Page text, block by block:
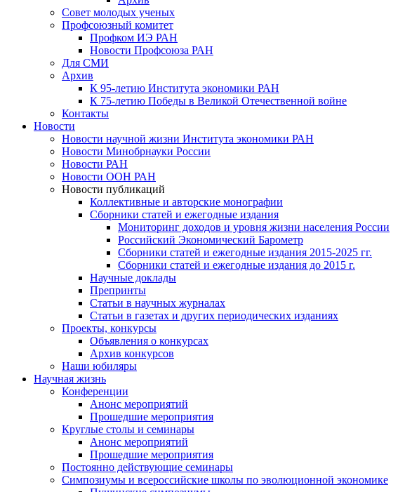
Совет молодых ученых
Профсоюзный комитет
Профком ИЭ РАН
Новости Профсоюза РАН
Для СМИ
Архив
К 95-летию Института экономики РАН
К 75-летию Победы в Великой Отечественной войне
Контакты
Новости
Новости научной жизни Института экономики РАН
Новости Минобрнауки России
Новости РАН
Новости ООН РАН
Новости публикаций
Коллективные и авторские монографии
Сборники статей и ежегодные издания
Мониторинг доходов и уровня жизни населения России
Российский Экономический Барометр
Сборники статей и ежегодные издания 2015-2025 гг.
Сборники статей и ежегодные издания до 2015 г.
Научные доклады
Препринты
Статьи в научных журналах
Статьи в газетах и других периодических изданиях
Проекты, конкурсы
Объявления о конкурсах
Архив конкурсов
Наши юбиляры
Научная жизнь
Конференции
Анонс мероприятий
Прошедшие мероприятия
Круглые столы и семинары
Анонс мероприятий
Прошедшие мероприятия
Постоянно действующие семинары
Симпозиумы и всероссийские школы по эволюционной экономике